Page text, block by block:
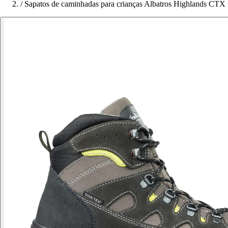
/ Sapatos de caminhadas para crianças Albatros Highlands